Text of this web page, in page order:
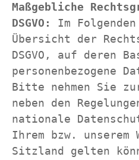
Maßgebliche
DSGVO: Im
Übersicht der
DSGVO, auf deren
personenbezogene
Bitte nehmen Sie
neben den
nationale
Ihrem bzw. unserem
Sitzland gelten